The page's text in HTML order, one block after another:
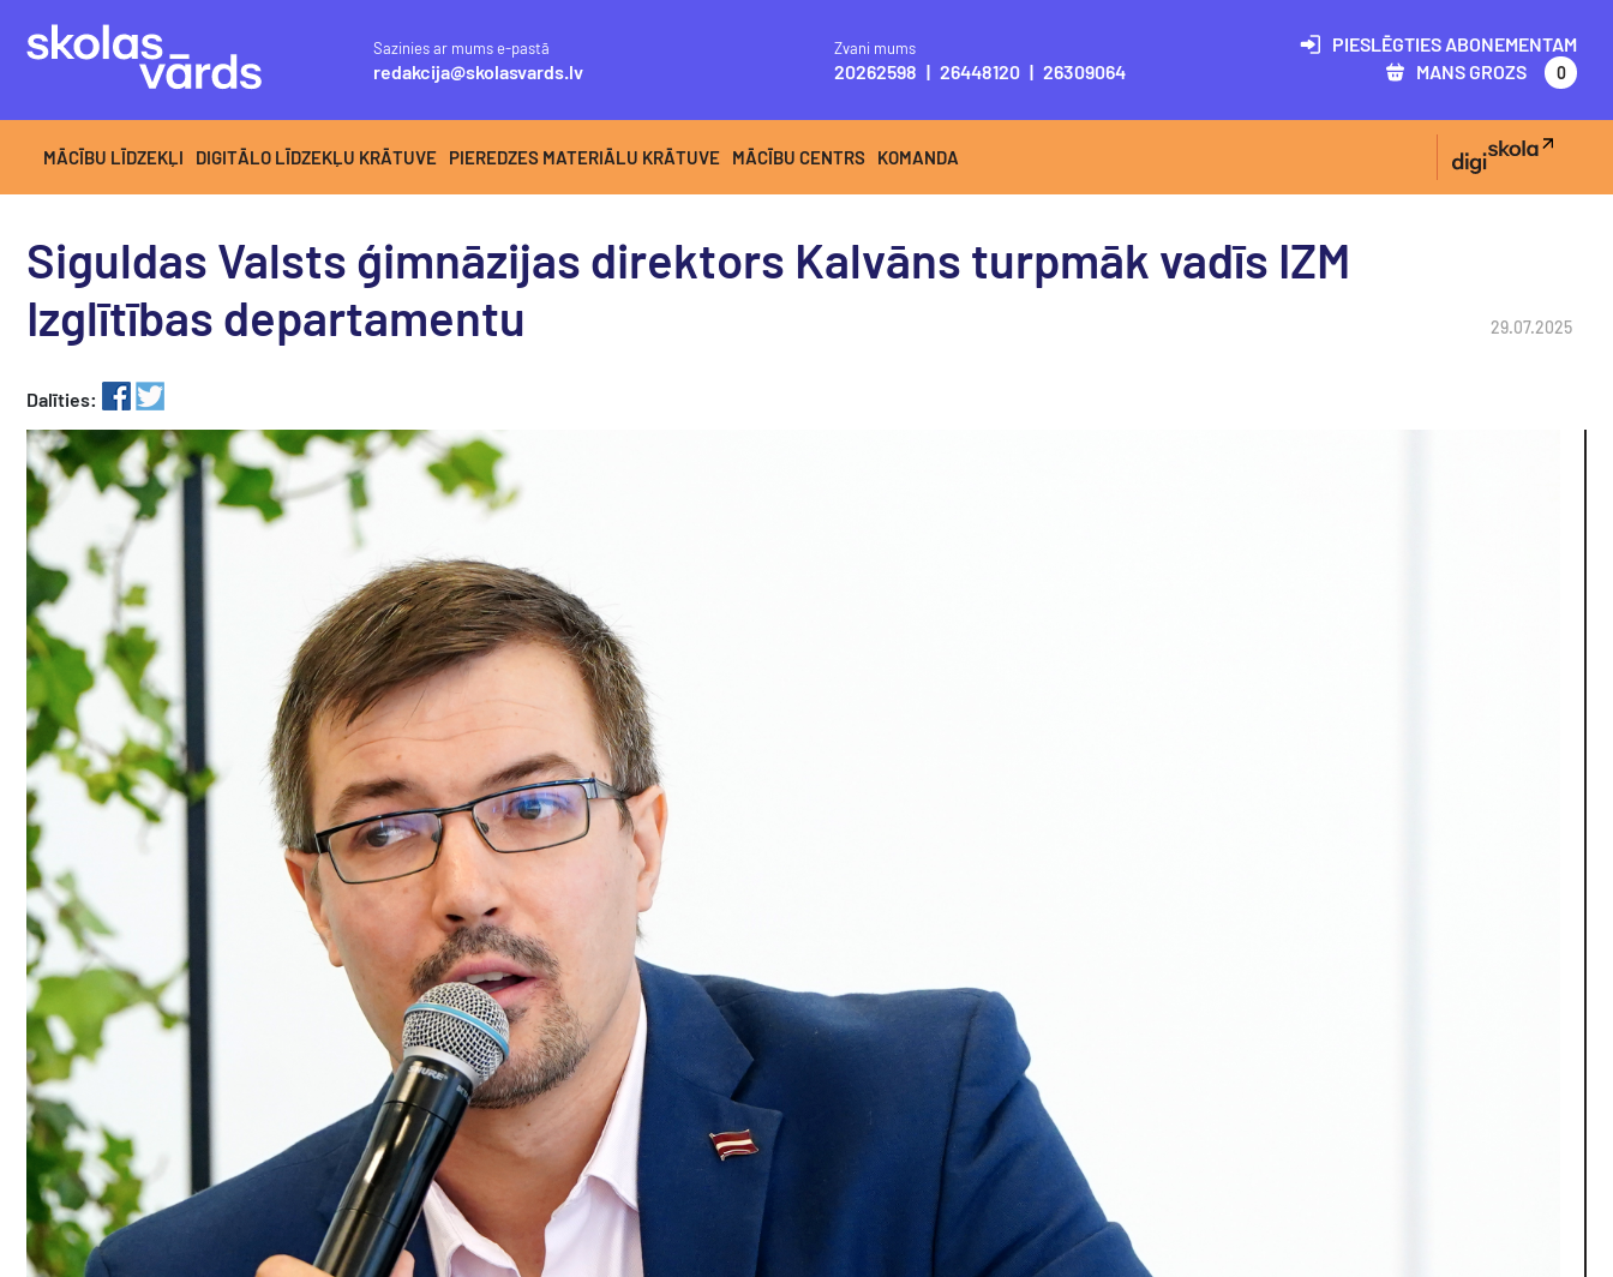
Sazinies ar mums e-pastā
redakcija@skolasvards.lv
Zvani mums
20262598 | 26448120 | 26309064
PIESLĒGTIES ABONEMENTAM
MANS GROZS
0
MĀCĪBU LĪDZEKĻI DIGITĀLO LĪDZEKĻU KRĀTUVE PIEREDZES MATERIĀLU KRĀTUVE MĀCĪBU CENTRS KOMANDA
Siguldas Valsts ģimnāzijas direktors Kalvāns turpmāk vadīs IZM
Izglītības departamentu
29.07.2025
Dalīties: